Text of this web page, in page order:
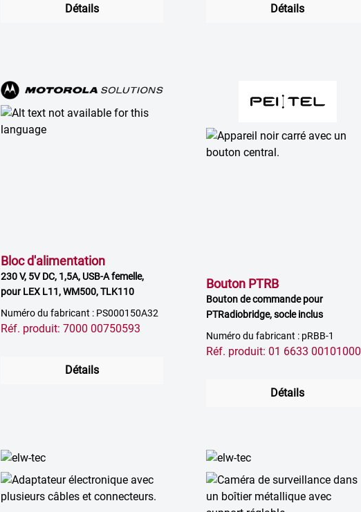
Détails Détails
Bloc d'alimentation
230 V, 5V DC, 1,5A, USB-A femelle,
pour LEX L11, WM500, TLK110
Numéro du fabricant : PS000150A32
Réf. produit: 7000 00750593
Détails
Bouton PTRB
Bouton de commande pour
PTRadiobridge, socle inclus
Numéro du fabricant : pRBB-1
Réf. produit: 01 6633 00101000
Détails